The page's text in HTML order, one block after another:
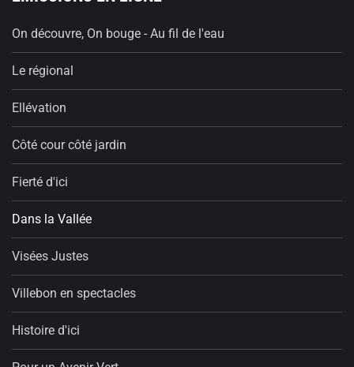
On découvre, On bouge - Au fil de l'eau
Le régional
Ellévation
Côté cour côté jardin
Fierté d'ici
Dans la Vallée
Visées Justes
Villebon en spectacles
Histoire d'ici